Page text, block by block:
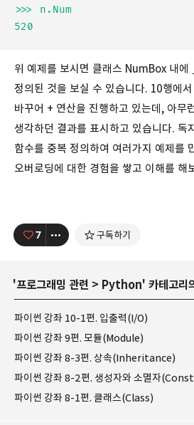
>>> n.Num
위 예제를 보시면 클래스 NumBox 내
정의된 것을 보실 수 있습니다. 10행에
바꾸어 + 연산을 진행하고 있는데, 아무
생각하던 결과를 표시하고 있습니다. 독
함수를 중복 정의하여 여러가지 예제를
오버로딩에 대한 경험을 쌓고 이해를 해
7 구독하기
'프로그래밍 관련 > Python' 카테고리
파이썬 강좌 10-1편. 입출력(I/O)
파이썬 강좌 9편. 모듈(Module)
파이썬 강좌 8-3편. 상속(Inheritance)
파이썬 강좌 8-1편. 클래스(Class)